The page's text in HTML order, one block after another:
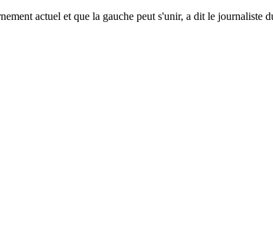
actuel et que la gauche peut s'unir, a dit le journaliste